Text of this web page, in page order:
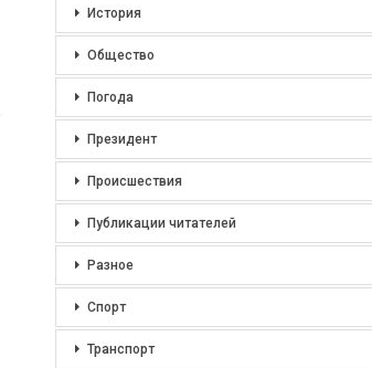
История
Общество
Погода
Президент
Происшествия
Публикации читателей
Разное
Спорт
Транспорт